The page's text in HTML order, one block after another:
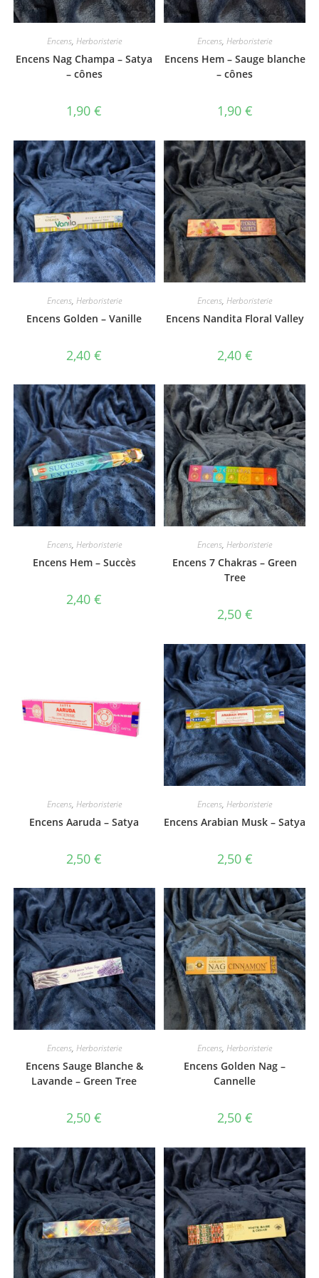
Encens, Herboristerie
Encens Nag Champa – Satya
– cônes
1,90€
Encens,Herboristerie
Encens Hem – Sauge blanche
– cônes
1,90 €
Encens, Herboristerie
Encens Golden – Vanille
2,40€
Encens,Herboristerie
Encens Nandita Floral Valley
2,40 €
Encens, Herboristerie
Encens Hem – Succès
2,40€
Encens,Herboristerie
Encens 7 Chakras – Green
Tree
2,50 €
Encens, Herboristerie
Encens Aaruda – Satya
2,50€
Encens,Herboristerie
Encens Arabian Musk – Satya
2,50 €
Encens, Herboristerie
Encens Sauge Blanche &
Lavande – Green Tree
2,50€
Encens,Herboristerie
Encens Golden Nag –
Cannelle
2,50 €